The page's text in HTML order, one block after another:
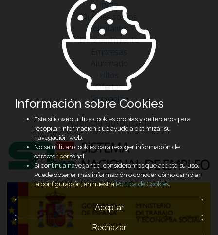
Inicio
Quiénes somos
Solicitantes
Emprendimiento
Empresas
Alumnado
Hitos
Ofertas
Formación
Agencia autorizada
Información sobre Cookies
Este sitio web utiliza cookies propias y de terceros para
recopilar información que ayude a optimizar su
navegación web.
No se utilizan cookies para recoger información de
carácter personal.
Si continúa navegando, consideramos que acepta su uso.
Puede obtener más información o conocer cómo cambiar
la configuración, en nuestraPolítica de Cookies.
Aceptar
Rechazar